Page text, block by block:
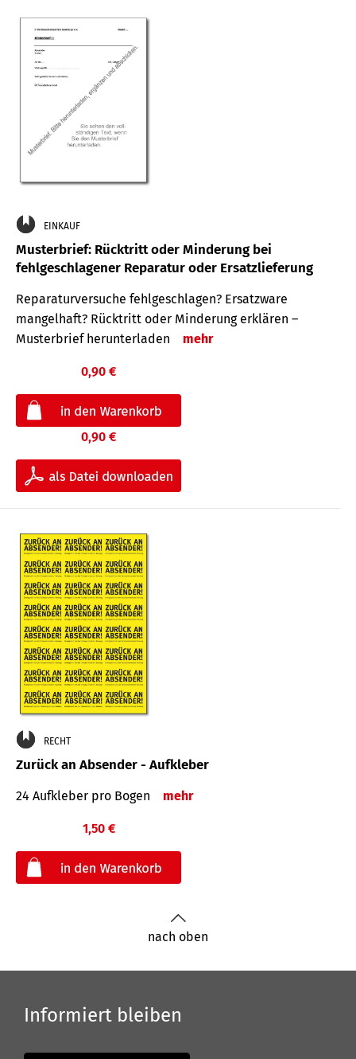
EINKAUF
Musterbrief: Rücktritt oder Minderung bei
fehlgeschlagener Reparatur oder Ersatzlieferung
Reparaturversuche fehlgeschlagen? Ersatzware
mangelhaft? Rücktritt oder Minderung erklären –
Musterbrief herunterladen
mehr
0,90 €
0,90 €
RECHT
Zurück an Absender - Aufkleber
24 Aufkleber pro Bogen mehr
1,50 €
nach oben
Informiert bleiben